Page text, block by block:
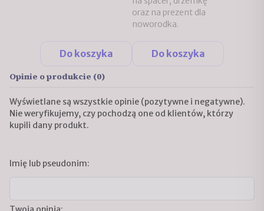
Do koszyka
oraz na prezent dla
noworodka.
Do koszyka
Opinie o produkcie (0)
Wyświetlane są wszystkie opinie (pozytywne i negatywne).
Nie weryfikujemy, czy pochodzą one od klientów, którzy
kupili dany produkt.
Imię lub pseudonim: